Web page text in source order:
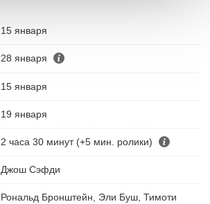
15 января
28 января
15 января
19 января
2 часа 30 минут (+5 мин. ролики)
Джош Сэфди
Рональд Бронштейн, Эли Буш, Тимоти